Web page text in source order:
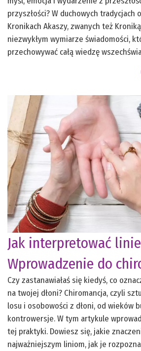
przyszłości? W duchowych tradycjach
Kronikach Akaszy, zwanych też
niezwykłym wymiarze świadomości,
przechowywać całą wiedzę
Jak interpretować
Wprowadzenie do
Czy zastanawiałaś się kiedyś, co
na twojej dłoni? Chiromancja, czyli
losu i osobowości z dłoni, od wieków
kontrowersje. W tym artykule
tej praktyki. Dowiesz się, jakie
najważniejszym liniom, jak je